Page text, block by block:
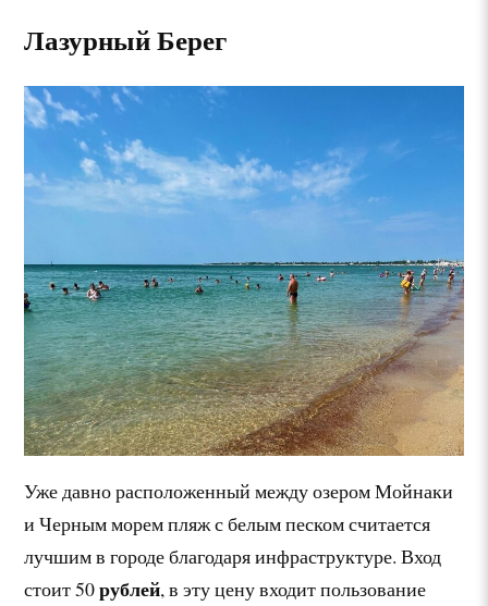
Лазурный Берег
Уже давно расположенный между озером Мойнаки
и Черным морем пляж с белым песком считается
лучшим в городе благодаря инфраструктуре. Вход
стоит 50рублей, в эту цену входит пользование